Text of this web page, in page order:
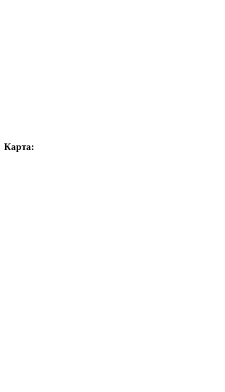
Карта: